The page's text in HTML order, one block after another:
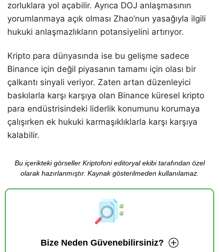
zorluklara yol açabilir. Ayrıca DOJ anlaşmasının
yorumlanmaya açık olması Zhao’nun yasağıyla ilgili
hukuki anlaşmazlıkların potansiyelini artırıyor.
Kripto para dünyasında ise bu gelişme sadece
Binance için değil piyasanın tamamı için olası bir
çalkantı sinyali veriyor. Zaten artan düzenleyici
baskılarla karşı karşıya olan Binance küresel kripto
para endüstrisindeki liderlik konumunu korumaya
çalışırken ek hukuki karmaşıklıklarla karşı karşıya
kalabilir.
Bu içerikteki görseller Kriptofoni editoryal ekibi tarafından özel
olarak hazırlanmıştır. Kaynak gösterilmeden kullanılamaz.
Bize Neden Güvenebilirsiniz?